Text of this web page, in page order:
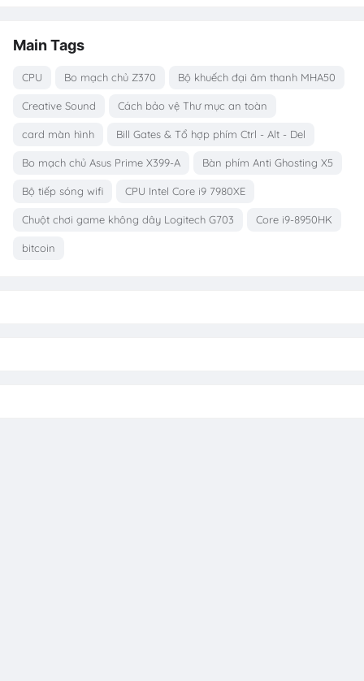
Main Tags
CPU Bo mạch chủ Z370 Bộ khuếch đại âm thanh MHA50
Creative Sound Cách bảo vệ Thư mục an toàn
card màn hình Bill Gates & Tổ hợp phím Ctrl - Alt - Del
Bo mạch chủ Asus Prime X399-A Bàn phím Anti Ghosting X5
Bộ tiếp sóng wifi CPU Intel Core i9 7980XE
Chuột chơi game không dây Logitech G703 Core i9-8950HK
bitcoin